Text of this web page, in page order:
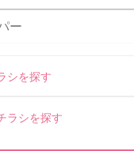
シを探す
ラシを探す